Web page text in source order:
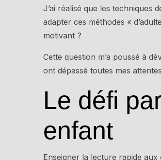
J’ai réalisé que les techniques
adapter ces méthodes «
motivant ?
Cette question m’a poussé à
ont dépassé toutes mes
Le défi
enfant
Enseigner la lecture rapide